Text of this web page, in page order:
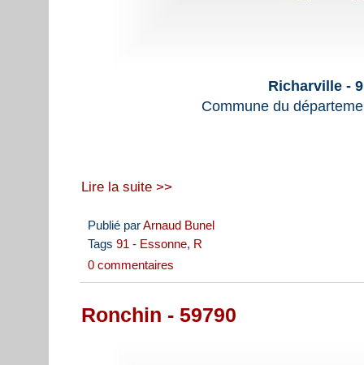
Richarville -
Commune du
Lire la suite >>
Publié parArnaud Bunel
Tags 91 - Essonne, R
0 commentaires
Ronchin - 59790